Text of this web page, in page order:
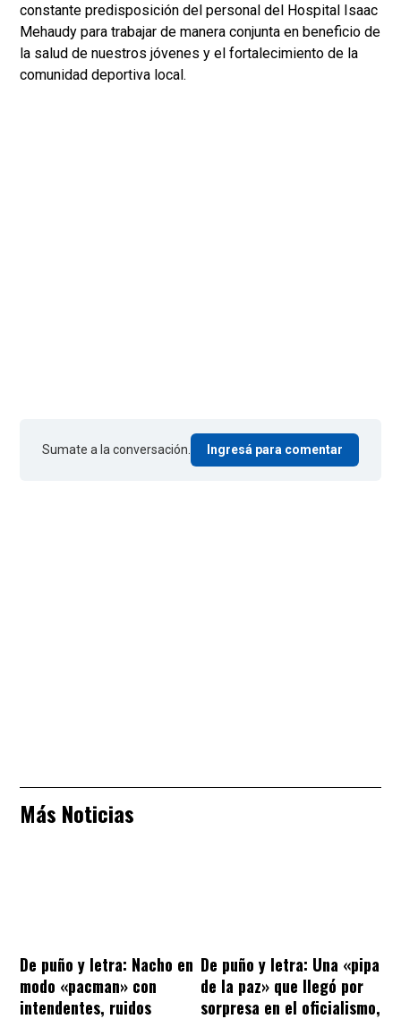
constante predisposición del personal del Hospital Isaac
Mehaudy para trabajar de manera conjunta en beneficio de
la salud de nuestros jóvenes y el fortalecimiento de la
comunidad deportiva local.
Sumate a la conversación. Ingresá para comentar
Más Noticias
De puño y letra: Nacho en
modo «pacman» con
intendentes, ruidos
De puño y letra: Una «pipa
de la paz» que llegó por
sorpresa en el oficialismo,